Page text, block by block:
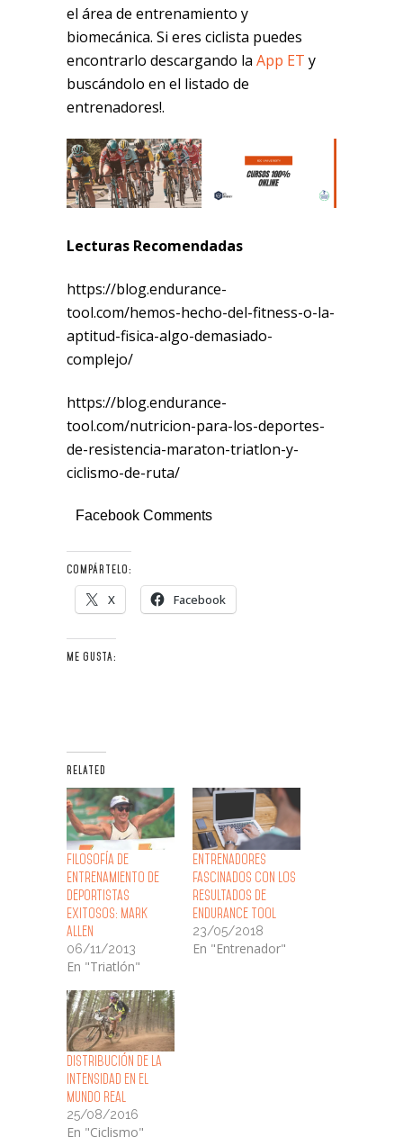
el área de entrenamiento y
biomecánica. Si eres ciclista puedes
encontrarlo descargando la App ET y
buscándolo en el listado de
entrenadores!.
Lecturas Recomendadas
https://blog.endurance-
tool.com/hemos-hecho-del-fitness-o-la-
aptitud-fisica-algo-demasiado-
complejo/
https://blog.endurance-
tool.com/nutricion-para-los-deportes-
de-resistencia-maraton-triatlon-y-
ciclismo-de-ruta/
Facebook Comments
COMPÁRTELO:
X Facebook
ME GUSTA:
RELATED
Filosofía de
Entrenamiento de
Deportistas
Exitosos: Mark
Allen
06/11/2013
En "Triatlón"
Entrenadores
fascinados con los
resultados de
Endurance Tool
23/05/2018
En "Entrenador"
Distribución de la
Intensidad en el
Mundo Real
25/08/2016
En "Ciclismo"